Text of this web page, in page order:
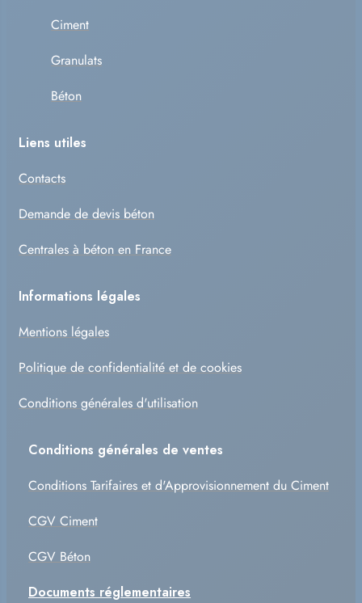
Ciment
Granulats
Béton
Liens utiles
Contacts
Demande de devis béton
Centrales à béton en France
Informations légales
Mentions légales
Politique de confidentialité et de cookies
Conditions générales d'utilisation
Conditions générales de ventes
Conditions Tarifaires et d'Approvisionnement du Ciment
CGV Ciment
CGV Béton
Documents réglementaires